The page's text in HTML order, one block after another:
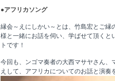
●アフリカソング
縁会～えにしかい～とは、竹島宏とご
様と一緒にお話を伺い、学ばせて頂くと
トです！
今回も、ンゴマ奏者の大西マサヤさん、
えして、アフリカについてのお話と演奏